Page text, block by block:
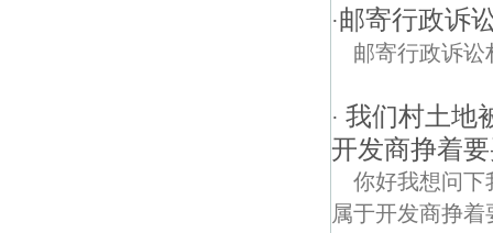
·邮寄行政诉
邮寄行政诉讼
· 我们村土地
开发商挣着
你好我想问下
属于开发商挣着